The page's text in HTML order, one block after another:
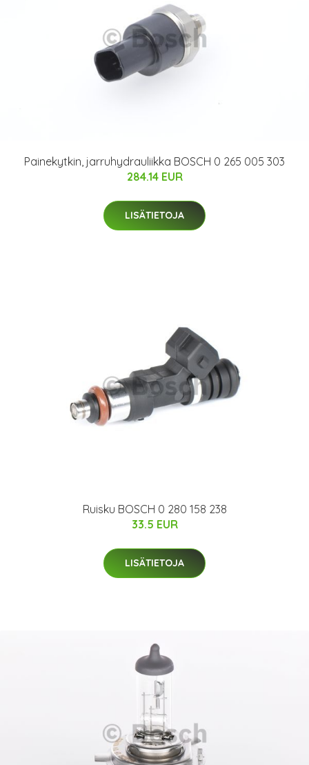
Painekytkin, jarruhydrauliikka BOSCH 0 265 005 303
284.14 EUR
LISÄTIETOJA
Ruisku BOSCH 0 280 158 238
33.5 EUR
LISÄTIETOJA